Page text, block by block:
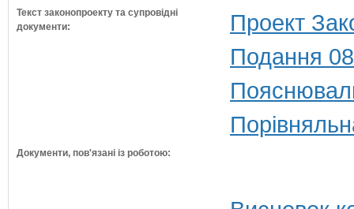
Текст законопроекту та супровідні
документи:
Проект
Подання
Документи, пов'язані із роботою: